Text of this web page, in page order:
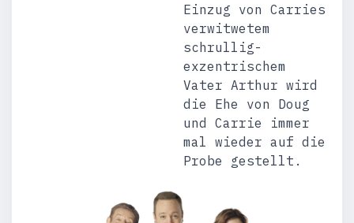
Einzug von Carries
verwitwetem
schrullig-
exzentrischem
Vater Arthur wird
die Ehe von Doug
und Carrie immer
mal wieder auf die
Probe gestellt.